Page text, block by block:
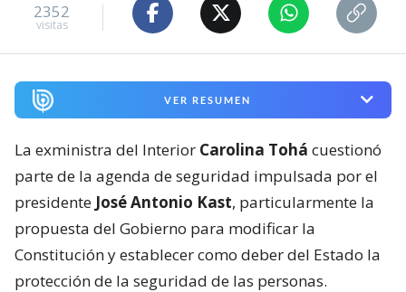
2352
visitas
VER RESUMEN
La exministra del Interior Carolina Tohá cuestionó
parte de la agenda de seguridad impulsada por el
presidente José Antonio Kast, particularmente la
propuesta del Gobierno para modificar la
Constitución y establecer como deber del Estado la
protección de la seguridad de las personas.